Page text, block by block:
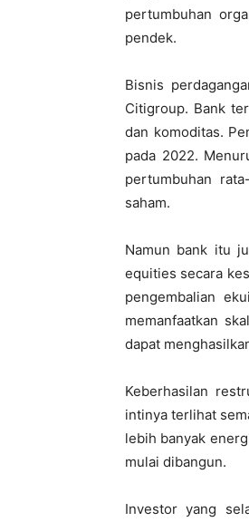
pertumbuhan
pendek.
Bisnis
Citigroup. Bank
dan komoditas.
pada 2022.
pertumbuhan
saham.
Namun bank itu
equities secara
pengembalian
memanfaatkan
dapat
Keberhasilan
intinya terlihat
lebih banyak
mulai dibangun.
Investor yang